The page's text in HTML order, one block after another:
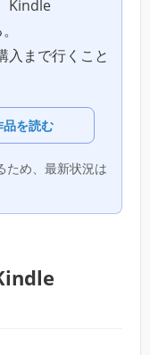
Kindle
入まで行くこと
を読む
ため、最新状況は